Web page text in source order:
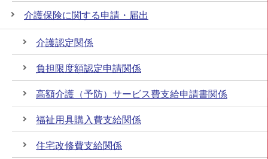
介護保険に関する申請・届出
介護認定関係
負担限度額認定申請関係
高額介護（予防）サービス費支給申請書関係
福祉用具購入費支給関係
住宅改修費支給関係